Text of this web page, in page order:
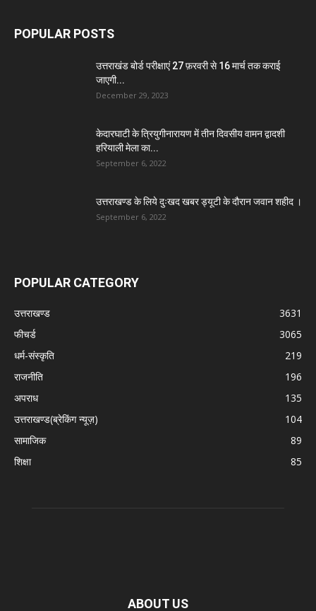
POPULAR POSTS
उत्तराखंड बोर्ड परीक्षाएं 27 फ़रवरी से 16 मार्च तक कराई
जाएगी...
December 29, 2023
केदारघाटी के त्रियुगीनारायण में तीन दिवसीय वामन द्वादशी
हरियाली मेला का...
September 6, 2022
उत्तराखण्ड के लिये दुःखद खबर ड्यूटी के दौरान जवान शहीद ।
September 6, 2022
POPULAR CATEGORY
उत्तराखण्ड
3631
फीचर्ड
3065
धर्म-संस्कृति
219
राजनीति
196
अपराध
135
उत्तराखण्ड(ब्रेकिंग न्यूज़)
104
सामाजिक
89
शिक्षा
85
ABOUT US